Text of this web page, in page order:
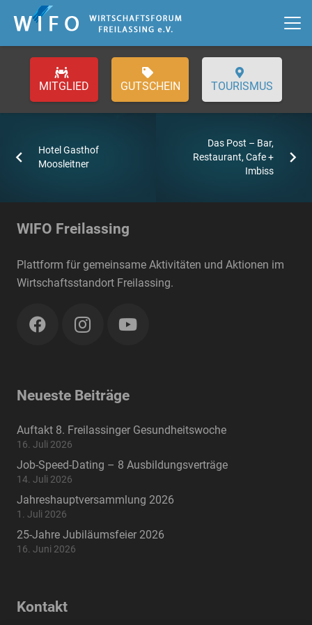
GUTSCHEIN TOURISMUS
Hotel Gasthof
Moosleitner
Das Post – Bar,
Restaurant, Cafe +
Imbiss
WIFO Freilassing
Plattform für gemeinsame Aktivitäten und Aktionen im
Wirtschaftsstandort Freilassing.
Neueste Beiträge
Auftakt 8. Freilassinger Gesundheitswoche
16. Juli 2026
Job-Speed-Dating – 8 Ausbildungsverträge
14. Juli 2026
Jahreshauptversammlung 2026
1. Juli 2026
25-Jahre Jubiläumsfeier 2026
16. Juni 2026
Kontakt